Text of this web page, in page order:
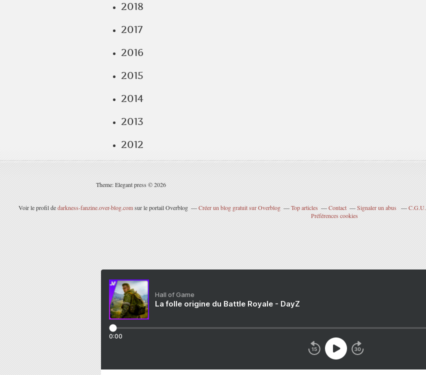
2018
2017
2016
2015
2014
2013
2012
Theme: Elegant press © 2026
Voir le profil dedarkness-fanzine.over-blog.comsur le portail Overblog Créer un blog gratuit sur Overblog Top articles Contact Signaler un abus C.G.U.
Préférences cookies
Hall of Game
La folle origine du Battle Royale - DayZ
0:00